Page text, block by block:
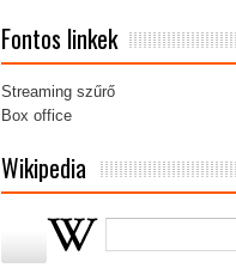
Fontos linkek
Streaming szűrő
Box office
Wikipedia